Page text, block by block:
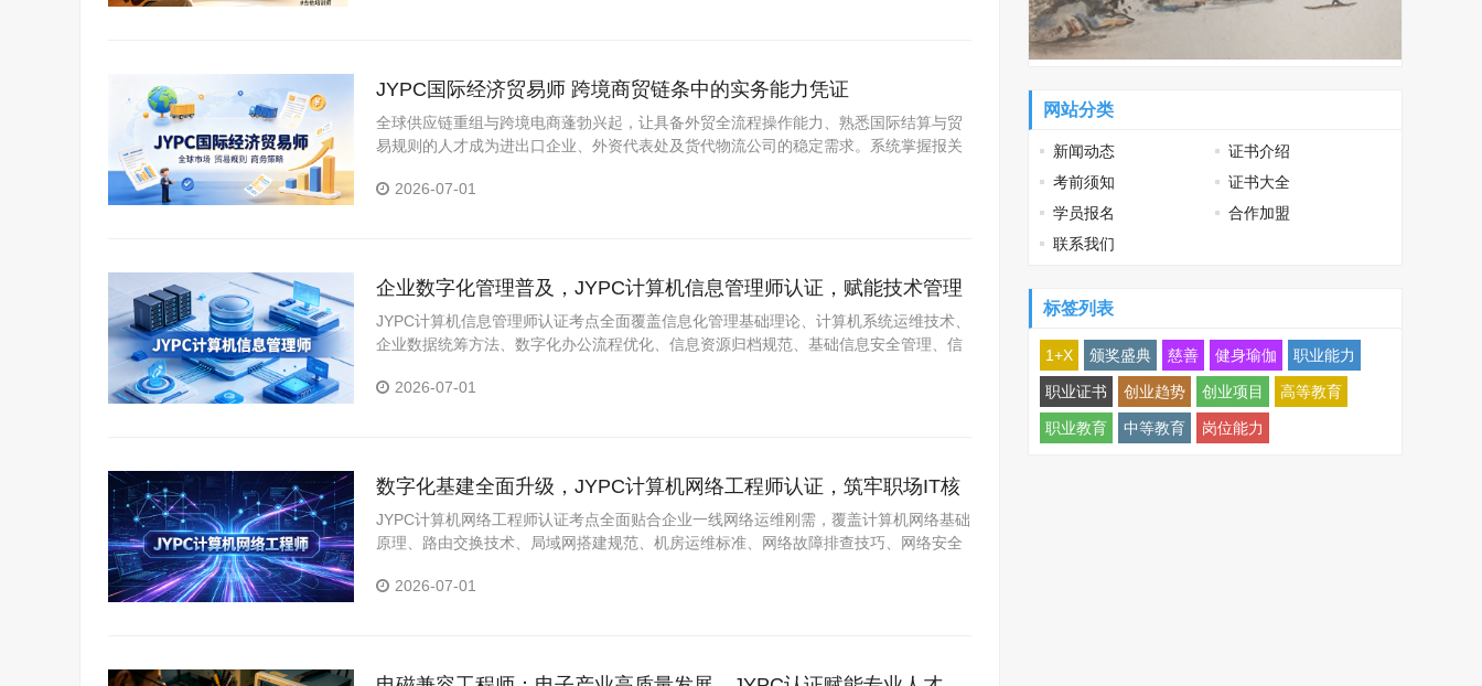
JYPC国际经济贸易师 跨境商贸链条中的实务能力凭证
全球供应链重组与跨境电商蓬勃兴起，让具备外贸全流程操作能力、熟悉国际结算与贸
易规则的人才成为进出口企业、外资代表处及货代物流公司的稳定需求。系统掌握报关
2026-07-01
企业数字化管理普及，JYPC计算机信息管理师认证，赋能技术管理
双向升级
JYPC计算机信息管理师认证考点全面覆盖信息化管理基础理论、计算机系统运维技术、
企业数据统筹方法、数字化办公流程优化、信息资源归档规范、基础信息安全管理、信
兼顾技术夯实与管理思维提升。
2026-07-01
数字化基建全面升级，JYPC计算机网络工程师认证，筑牢职场IT核
心根基
JYPC计算机网络工程师认证考点全面贴合企业一线网络运维刚需，覆盖计算机网络基础
原理、路由交换技术、局域网搭建规范、机房运维标准、网络故障排查技巧、网络安全
障的主流工作场景，兼顾理论夯实与实操提升。
2026-07-01
网站分类
新闻动态
证书介绍
考前须知
证书大全
学员报名
合作加盟
联系我们
标签列表
1+X 颁奖盛典 慈善 健身瑜伽 职业能力
职业证书 创业趋势 创业项目 高等教育
职业教育 中等教育 岗位能力